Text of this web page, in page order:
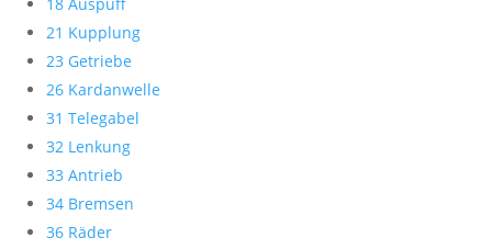
21 Kupplung
23 Getriebe
26 Kardanwelle
31 Telegabel
32 Lenkung
33 Antrieb
34 Bremsen
36 Räder